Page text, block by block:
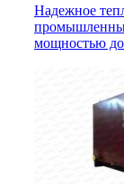
Надежное
мощностью